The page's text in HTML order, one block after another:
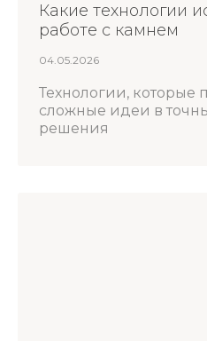
Какие технологии
работе с камнем
04.05.2026
Технологии, которые
сложные идеи в
решения